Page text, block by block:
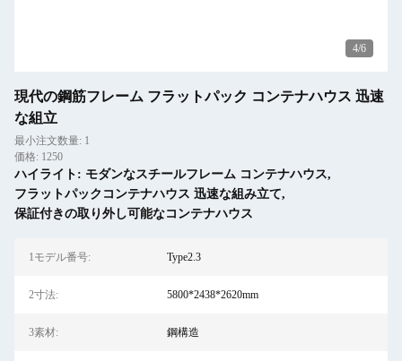
5/6
現代の鋼筋フレーム フラットパック コンテナハウス 迅速
な組立
最小注文数量: 1
価格: 1250
ハイライト: モダンなスチールフレーム コンテナハウス,
フラットパックコンテナハウス 迅速な組み立て,
保証付きの取り外し可能なコンテナハウス
1モデル番号: Type2.3
2寸法: 5800*2438*2620mm
3素材: 鋼構造